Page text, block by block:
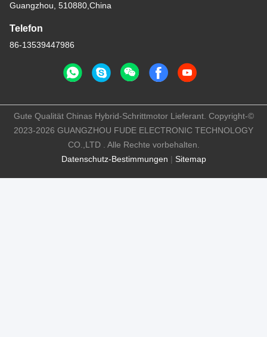
Guangzhou, 510880,China
Telefon
86-13539447986
Datenschutz-Bestimmungen | Sitemap
Gute Qualität Chinas Hybrid-Schrittmotor Lieferant. Copyright-©
2023-2026 GUANGZHOU FUDE ELECTRONIC TECHNOLOGY
CO.,LTD . Alle Rechte vorbehalten.